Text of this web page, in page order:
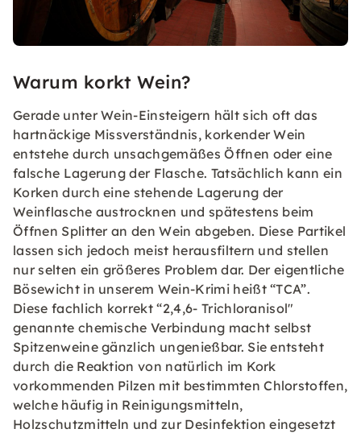
Warum korkt Wein?
Gerade unter Wein-Einsteigern hält sich oft das
hartnäckige Missverständnis, korkender Wein
entstehe durch unsachgemäßes Öffnen oder eine
falsche Lagerung der Flasche. Tatsächlich kann ein
Korken durch eine stehende Lagerung der
Weinflasche austrocknen und spätestens beim
Öffnen Splitter an den Wein abgeben. Diese Partikel
lassen sich jedoch meist herausfiltern und stellen
nur selten ein größeres Problem dar. Der eigentliche
Bösewicht in unserem Wein-Krimi heißt “TCA”.
Diese fachlich korrekt “2,4,6- Trichloranisol"
genannte chemische Verbindung macht selbst
Spitzenweine gänzlich ungenießbar. Sie entsteht
durch die Reaktion von natürlich im Kork
vorkommenden Pilzen mit bestimmten Chlorstoffen,
welche häufig in Reinigungsmitteln,
Holzschutzmitteln und zur Desinfektion eingesetzt